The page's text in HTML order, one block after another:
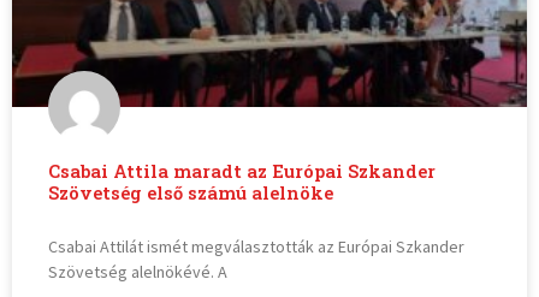
Csabai Attila maradt az Európai Szkander
Szövetség első számú alelnöke
Csabai Attilát ismét megválasztották az Európai Szkander
Szövetség alelnökévé. A